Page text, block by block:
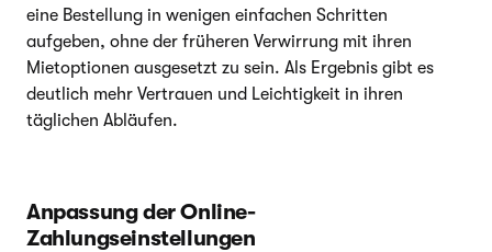
eine Bestellung in wenigen einfachen Schritten
aufgeben, ohne der früheren Verwirrung mit ihren
Mietoptionen ausgesetzt zu sein. Als Ergebnis gibt es
deutlich mehr Vertrauen und Leichtigkeit in ihren
täglichen Abläufen.
Anpassung der Online-
Zahlungseinstellungen